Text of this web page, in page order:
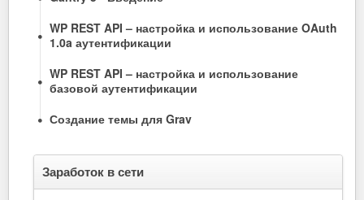
WP REST API – настройка и использование OAuth
1.0a аутентификации
WP REST API – настройка и использование
базовой аутентификации
Создание темы для Grav
Заработок в сети